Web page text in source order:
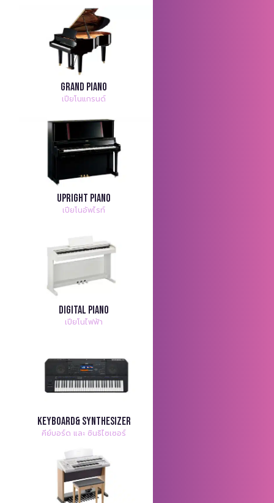
Grand Piano
เปียโนแกรนด์
Upright Piano
เปียโนอัพไรท์
Digital Piano
เปียโนไฟฟ้า
Keyboard& Synthesizer
คีย์บอร์ด และ ซินธิไซเซอร์